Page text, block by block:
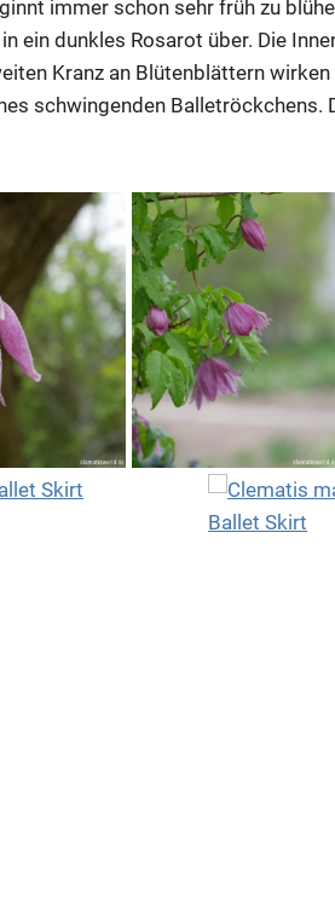
immer schon sehr früh zu
ein dunkles Rosarot über. Die
Kranz an Blütenblättern
schwingenden Balletröckchens.